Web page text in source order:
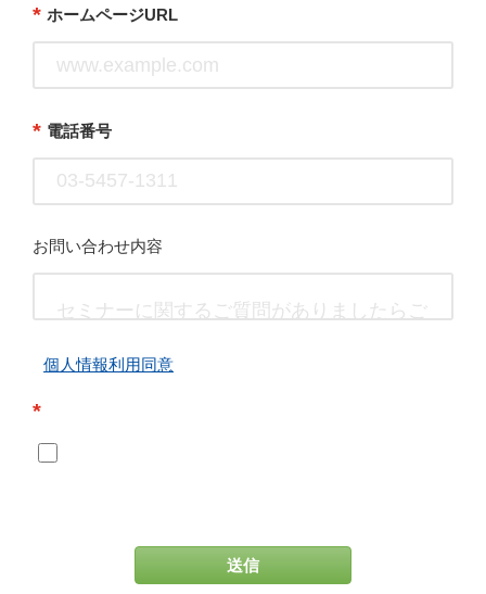
* ホームページURL
* 電話番号
お問い合わせ内容
個人情報利用同意
*
送信